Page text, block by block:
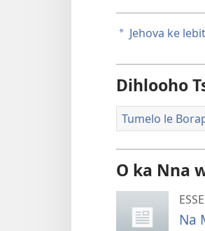
a Jehova ke
Dihlooho
Tumelo le
O ka Nna
Na